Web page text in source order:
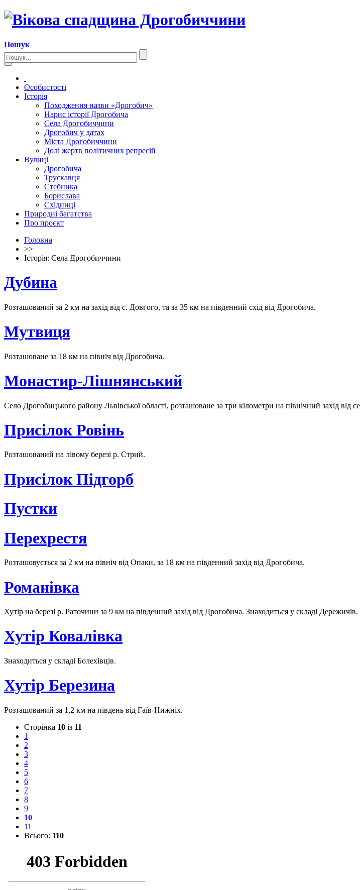
Пошук
Особистості
Історія
Походження назви «Дрогобич»
Нарис історії Дрогобича
Села Дрогобиччини
Дрогобич у датах
Міста Дрогобиччини
Долі жертв політичних репресій
Вулиці
Дрогобича
Трускавця
Стебника
Борислава
Східниці
Природні багатства
Про проєкт
Головна
>>
Історія: Села Дрогобиччини
Дубина
Розташований за 2 км на захід від с. Довгого, та за 35 км на південний схід від Дрогобича.
Мутвиця
Розташоване за 18 км на північ від Дрогобича.
Монастир-Лішнянський
Село Дрогобицького району Львівської області, розташоване за три кілометри на північний захід від
Присілок Ровінь
Розташований на лівому березі р. Стрий.
Присілок Підгорб
Пустки
Перехрестя
Розташовується за 2 км на північ від Опаки, за 18 км на південний захід від Дрогобича.
Романівка
Хутір на березі р. Раточини за 9 км на південний захід від Дрогобича. Знаходиться у складі Дережичів.
Хутір Ковалівка
Знаходиться у складі Болехівців.
Хутір Березина
Розташований за 1,2 км на південь від Гаїв-Нижніх.
Сторінка 10 із 11
1
2
3
4
5
6
7
8
9
10
11
Всього: 110